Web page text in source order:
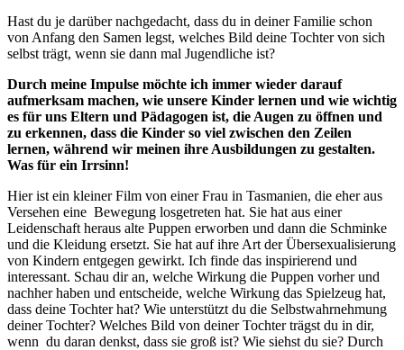
Hast du je darüber nachgedacht, dass du in deiner Familie schon
von Anfang den Samen legst, welches Bild deine Tochter von sich
selbst trägt, wenn sie dann mal Jugendliche ist?
Durch meine Impulse möchte ich immer wieder darauf
aufmerksam machen, wie unsere Kinder lernen und wie wichtig
es für uns Eltern und Pädagogen ist, die Augen zu öffnen und
zu erkennen, dass die Kinder so viel zwischen den Zeilen
lernen, während wir meinen ihre Ausbildungen zu gestalten.
Was für ein Irrsinn!
Hier ist ein kleiner Film von einer Frau in Tasmanien, die eher aus
Versehen eine Bewegung losgetreten hat. Sie hat aus einer
Leidenschaft heraus alte Puppen erworben und dann die Schminke
und die Kleidung ersetzt. Sie hat auf ihre Art der Übersexualisierung
von Kindern entgegen gewirkt. Ich finde das inspirierend und
interessant. Schau dir an, welche Wirkung die Puppen vorher und
nachher haben und entscheide, welche Wirkung das Spielzeug hat,
dass deine Tochter hat? Wie unterstützt du die Selbstwahrnehmung
deiner Tochter? Welches Bild von deiner Tochter trägst du in dir,
wenn du daran denkst, dass sie groß ist? Wie siehst du sie? Durch